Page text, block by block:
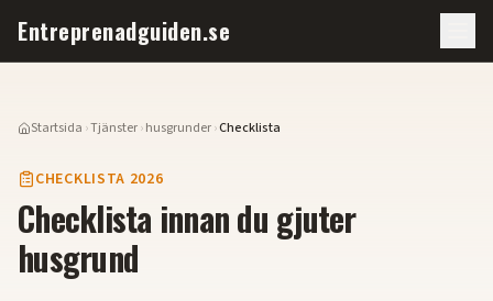
Entreprenadguiden.se
Startsida ›Tjänster›husgrunder›Checklista
CHECKLISTA 2026
Checklista innan du gjuter
husgrund